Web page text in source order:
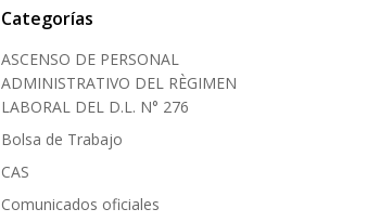
Categorías
ASCENSO DE PERSONAL
ADMINISTRATIVO DEL RÈGIMEN
LABORAL DEL D.L. N° 276
Bolsa de Trabajo
CAS
Comunicados oficiales